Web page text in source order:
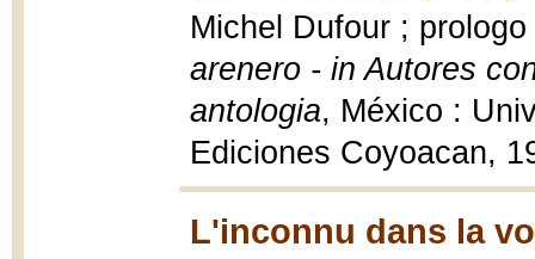
Michel Dufour ;
arenero - in Autores
antologia, México :
Ediciones Coyoacan,
L'inconnu dans la